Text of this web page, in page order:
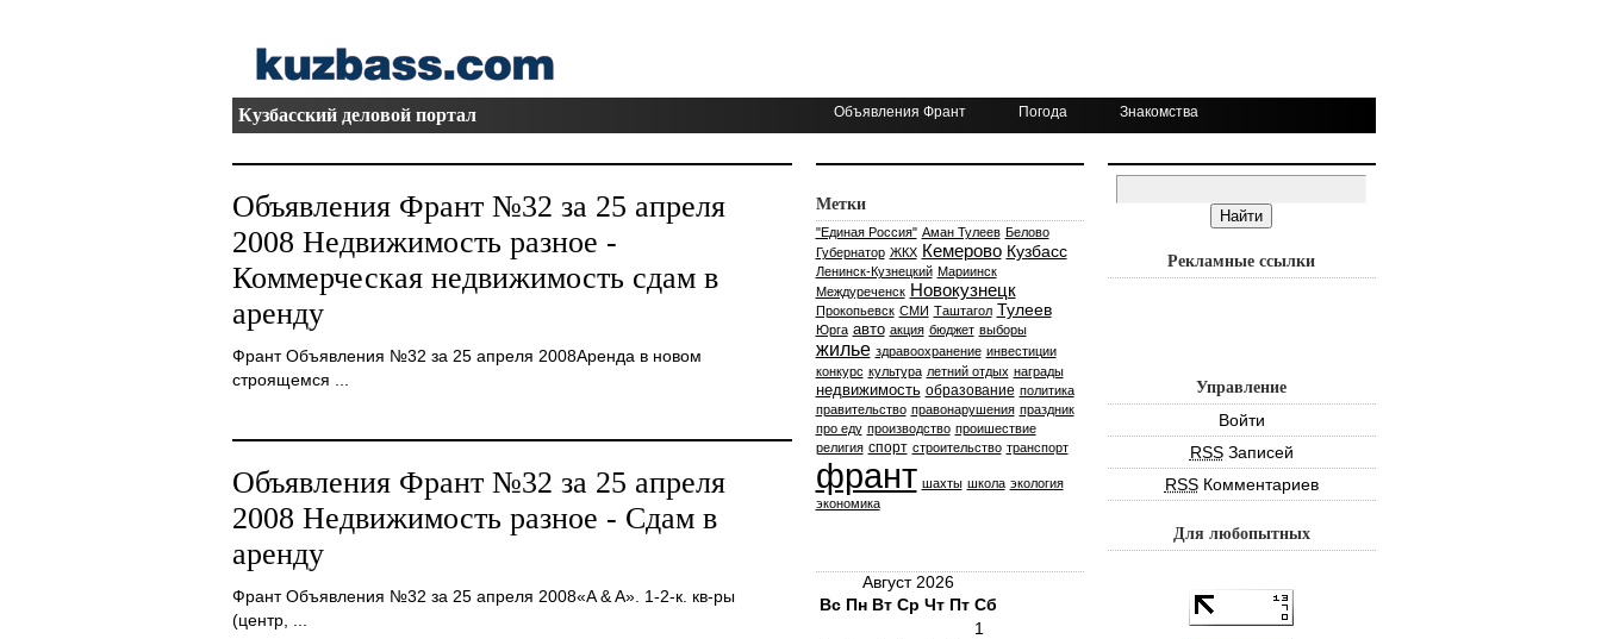
Кузбасский деловой портал Объявления Франт Погода Знакомства
Объявления Франт №32 за 25 апреля
2008 Недвижимость разное -
Коммерческая недвижимость сдам в
аренду
Франт Объявления №32 за 25 апреля 2008Аренда в новом
строящемся ...
Объявления Франт №32 за 25 апреля
2008 Недвижимость разное - Сдам в
аренду
Франт Объявления №32 за 25 апреля 2008«A & A». 1-2-к. кв-ры
(центр, ...
Метки
"Единая Россия" Аман Тулеев Белово
Губернатор ЖКХ Кемерово Кузбасс
Ленинск-Кузнецкий Мариинск
Междуреченск Новокузнецк
Прокопьевск СМИ Таштагол Тулеев
Юрга авто акция бюджет выборы
жилье здравоохранение инвестиции
конкурс культура летний отдых награды
недвижимость образование политика
правительство правонарушения праздник
про еду производство проишествие
религия спорт строительство транспорт
франт шахты школа экология
экономика
Август 2026
Вс Пн Вт Ср Чт Пт Сб
1
Рекламные ссылки
Управление
Войти
RSSЗаписей
RSSКомментариев
Для любопытных